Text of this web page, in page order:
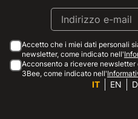
Accetto che i miei dati personali
newsletter, come indicato nell'
Acconsento a ricevere
3Bee, come indicato nell'
IT EN